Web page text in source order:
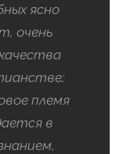
ясно
очень
племя
в